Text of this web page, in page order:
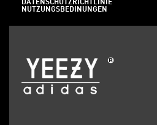
DATENSCHUTZRICHTLINIE
NUTZUNGSBEDINUNGEN